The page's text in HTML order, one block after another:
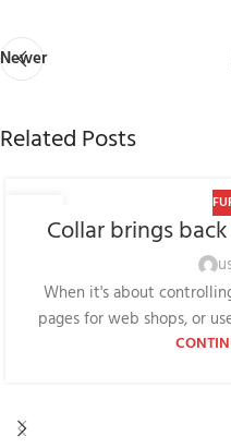
Newer
Related Posts
Collar brings
When it's about
pages for web shops, or